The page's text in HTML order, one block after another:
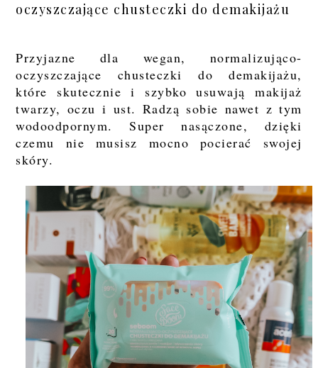
oczyszczające chusteczki do demakijażu
Przyjazne dla wegan, normalizująco-
oczyszczające chusteczki do demakijażu,
które skutecznie i szybko usuwają makijaż
twarzy, oczu i ust. Radzą sobie nawet z tym
wodoodpornym. Super nasączone, dzięki
czemu nie musisz mocno pocierać swojej
skóry.